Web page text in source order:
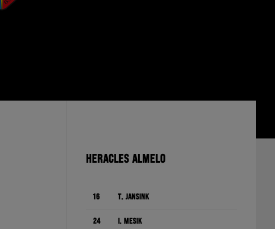
HERACLES ALMELO
16 T. Jansink
24 I. Mesík